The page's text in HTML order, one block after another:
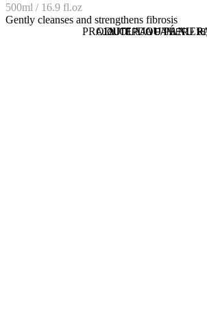
500ml / 16.9 fl.oz
Gently cleanses and strengthens fibrosis
AJOUTER AU PANIER -
AJOUT AU
PRODUIT AJOUTÉ AU